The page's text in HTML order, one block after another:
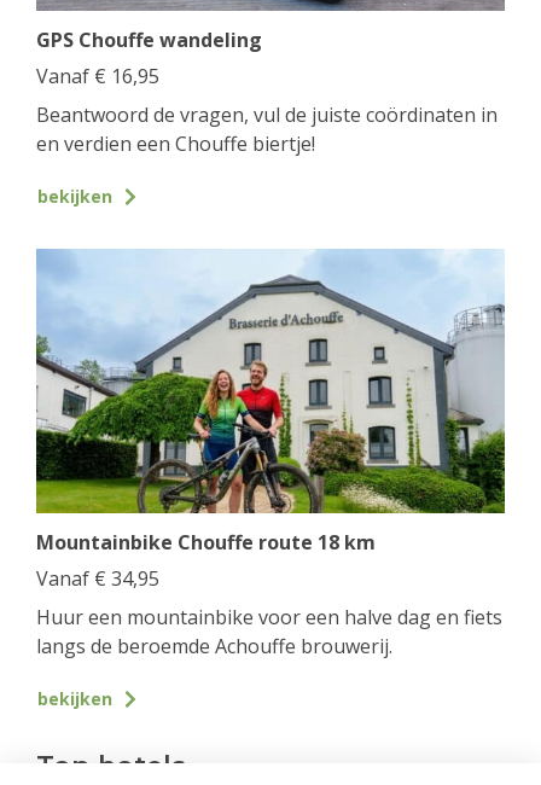
GPS Chouffe wandeling
Vanaf € 16,95
Beantwoord de vragen, vul de juiste coördinaten in
en verdien een Chouffe biertje!
bekijken
Mountainbike Chouffe route 18 km
Vanaf € 34,95
Huur een mountainbike voor een halve dag en fiets
langs de beroemde Achouffe brouwerij.
bekijken
Top hotels